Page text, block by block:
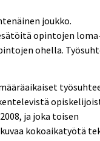
joukko.
opintojen
ohella.
ja joka toisen
kokoaikatyötä